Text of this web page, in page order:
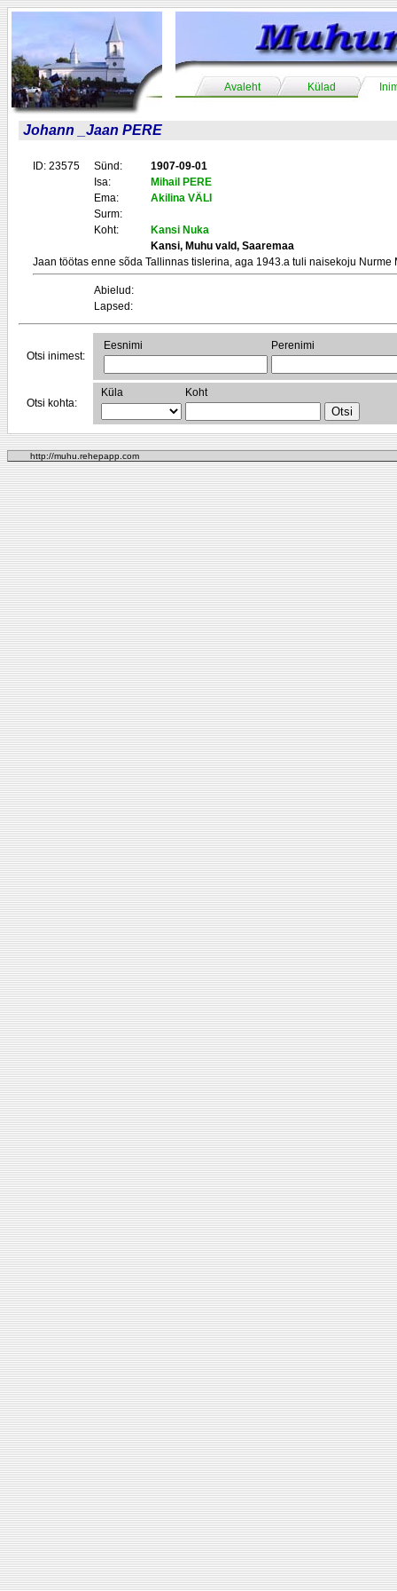
Avaleht Külad
Johann _Jaan PERE
ID: 23575 Sünd:
1907-09-01
Isa:
Mihail PERE
Ema:
Akilina VÄLI
Surm:
Koht:
Kansi Nuka
Kansi, Muhu vald, Saaremaa
Jaan töötas enne sõda Tallinnas tislerina, aga 1943.a tuli naisekoju
Abielud:
Lapsed:
Otsi inimest:
Eesnimi Perenimi
Otsi kohta:
Küla Koht
http://muhu.rehepapp.com